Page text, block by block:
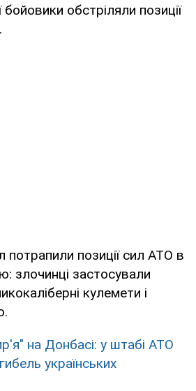
бойовики обстріляли позиції
потрапили позиції сил АТО в
злочинці застосували
кулемети і
на Донбасі: у штабі АТО
українських